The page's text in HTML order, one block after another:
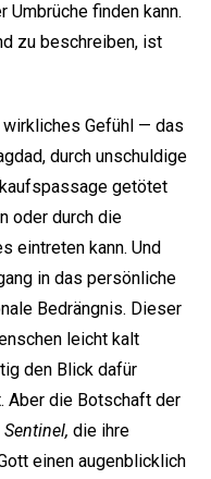
finden kann.
zu beschreiben, ist
Gefühl — das
durch unschuldige
getötet
oder durch die
eintreten kann. Und
in das persönliche
Bedrängnis. Dieser
leicht kalt
den Blick dafür
Aber die Botschaft der
die ihre
einen augenblicklich